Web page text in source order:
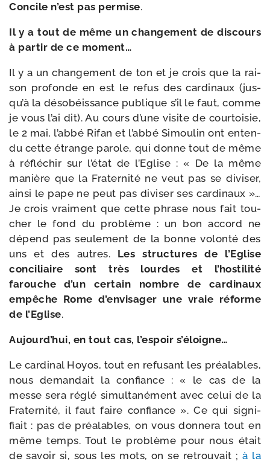
Concile n’est pas per­mise.
Il y a tout de même un chan­ge­ment de dis­cours
à par­tir de ce moment…
Il y a un chan­ge­ment de ton et je crois que la rai­
son pro­fonde en est le refus des car­di­naux (jus­
qu’à la déso­béis­sance publique s’il le faut, comme
je vous l’ai dit). Au cours d’une visite de cour­toi­sie,
le 2 mai, l’ab­bé Rifan et l’ab­bé Simoulin ont enten­
du cette étrange parole, qui donne tout de même
à réflé­chir sur l’é­tat de l’Eglise : « De la même
manière que la Fraternité ne veut pas se divi­ser,
ain­si le pape ne peut pas divi­ser ses car­di­naux »…
Je crois vrai­ment que cette phrase nous fait tou­
cher le fond du pro­blème : un bon accord ne
dépend pas seule­ment de la bonne volon­té des
uns et des autres. Les struc­tures de l’Eglise
conci­liaire sont très lourdes et l’hos­ti­li­té
farouche d’un cer­tain nombre de car­di­naux
empêche Rome d’en­vi­sa­ger une vraie réforme
de l’Eglise.
Aujourd’hui, en tout cas, l’es­poir s’éloigne…
Le car­di­nal Hoyos, tout en refu­sant les préa­lables,
nous deman­dait la confiance : « le cas de la
messe sera réglé simul­ta­né­ment avec celui de la
Fraternité, il faut faire confiance ». Ce qui signi­
fiait : pas de préa­lables, on vous don­ne­ra tout en
même temps. Tout le pro­blème pour nous était
de savoir si, sous les mots, on se retrou­vait ;à la